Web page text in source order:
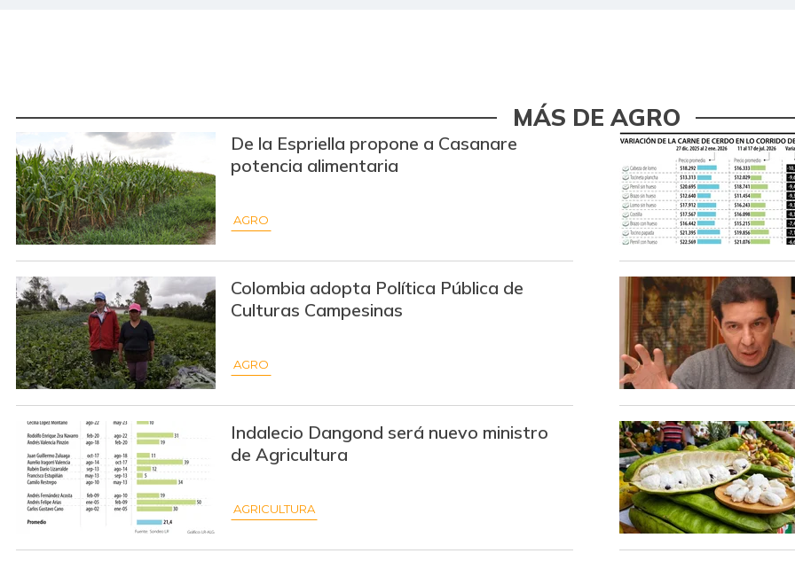
Arveja verde
Arveja verde seca
Atún en lata
Avena molida
Azúcar refinada
Badea
Bagre rayado entero
congelado
Bagre rayado entero fresco
Banano Urabá
MÁS DE AGRO
De la Espriella propone a Casanare
potencia alimentaria
AGRO
Colombia adopta Política Pública de
Culturas Campesinas
AGRO
Indalecio Dangond será nuevo ministro
de Agricultura
AGRICULTURA